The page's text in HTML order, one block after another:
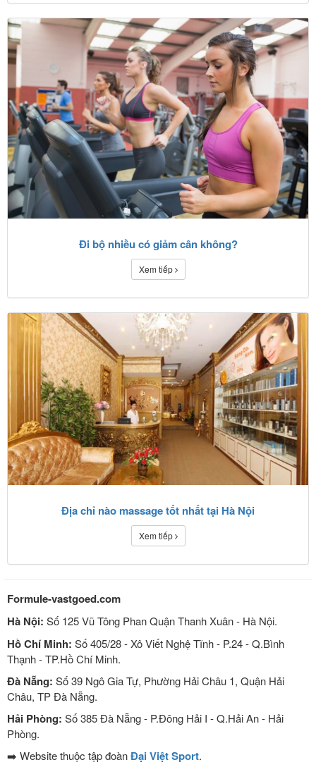
Đi bộ nhiều có giảm cân không?
Xem tiếp
Địa chỉ nào massage tốt nhất tại Hà Nội
Xem tiếp
Formule-vastgoed.com
Hà Nội: Số 125 Vũ Tông Phan Quận Thanh Xuân - Hà Nội.
Hồ Chí Minh: Số 405/28 - Xô Viết Nghệ Tĩnh - P.24 - Q.Bình
Thạnh - TP.Hồ Chí Minh.
Đà Nẵng: Số 39 Ngô Gia Tự, Phường Hải Châu 1, Quận Hải
Châu, TP Đà Nẵng.
Hải Phòng: Số 385 Đà Nẵng - P.Đông Hải I - Q.Hải An - Hải
Phòng.
➡️ Website thuộc tập đoànĐại Việt Sport.